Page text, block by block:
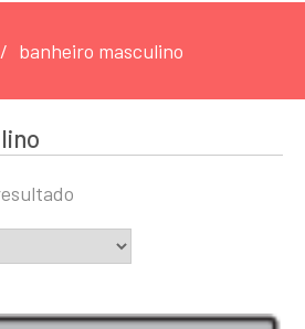
banheiro masculino